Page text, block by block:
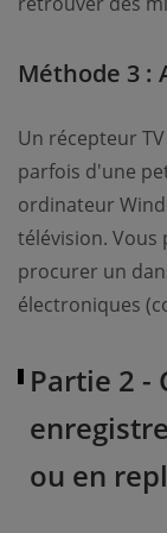
Méthode 3 :
Un récepteur
parfois d'une
ordinateur
télévision. Vous
procurer un
électroniques
Partie 2 -
ou en